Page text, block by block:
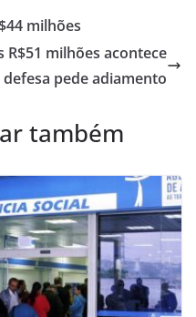
milhões
R$51 milhões acontece
pede adiamento
também